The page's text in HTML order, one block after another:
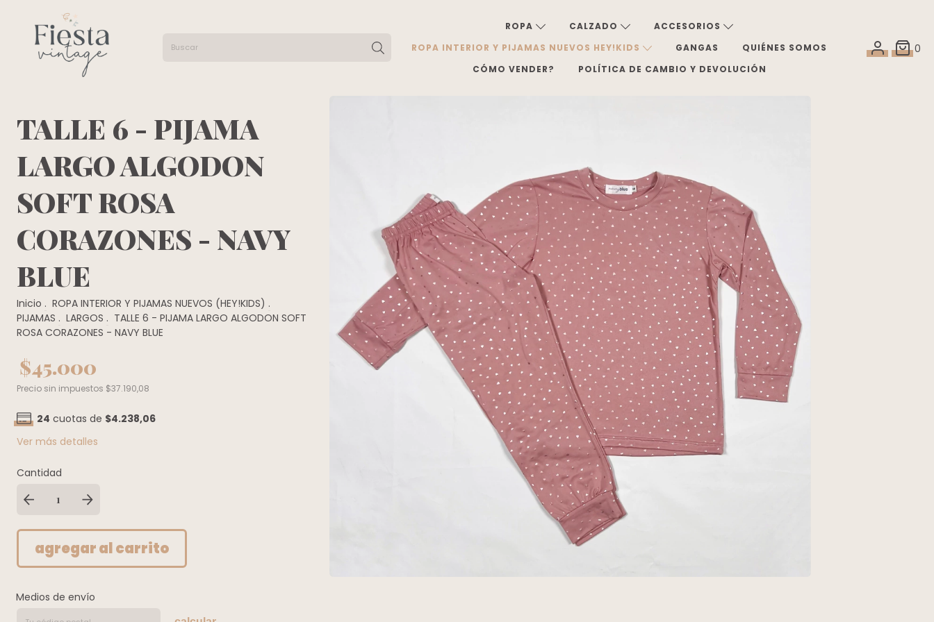
ROPA CALZADO
ACCESORIOS
ROPA INTERIOR Y PIJAMAS NUEVOS HEY!KIDS
GANGAS
QUIÉNES SOMOS
CÓMO VENDER?
POLÍTICA DE CAMBIO Y DEVOLUCIÓN
0
TALLE 6 - PIJAMA
LARGO ALGODON
SOFT ROSA
CORAZONES - NAVY
BLUE
Inicio . ROPA INTERIOR Y PIJAMAS NUEVOS (HEY!KIDS) .
PIJAMAS . LARGOS . TALLE 6 - PIJAMA LARGO ALGODON SOFT
ROSA CORAZONES - NAVY BLUE
$45.000
Precio sin impuestos $37.190,08
24 cuotas de $4.238,06
Ver más detalles
Cantidad
Medios de envío